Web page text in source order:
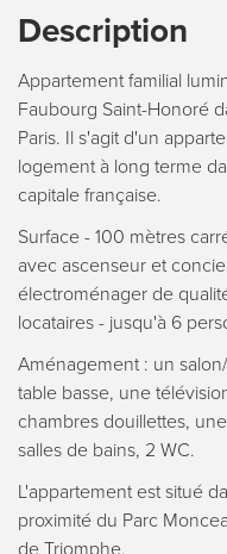
Description
Appartement familial
Faubourg Saint-Honoré
Paris. Il s'agit d'un
logement à long terme
capitale française.
Surface - 100 mètres
avec ascenseur et
électroménager de
locataires - jusqu'à 6
Aménagement : un
table basse, une
chambres douillettes,
salles de bains, 2 WC.
L'appartement est situé
proximité du Parc